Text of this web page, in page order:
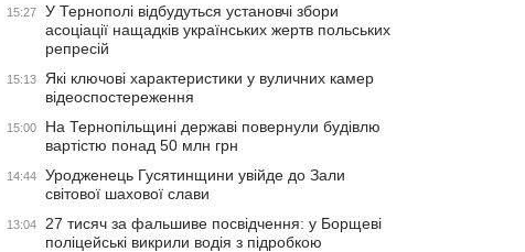
15:27
У Тернополі відбудуться установчі збори
асоціації нащадків українських жертв польських
репресій
15:13
Які ключові характеристики у вуличних камер
відеоспостереження
15:00
На Тернопільщині державі повернули будівлю
вартістю понад 50 млн грн
14:44
Уродженець Гусятинщини увійде до Зали
світової шахової слави
13:04
27 тисяч за фальшиве посвідчення: у Борщеві
поліцейські викрили водія з підробкою